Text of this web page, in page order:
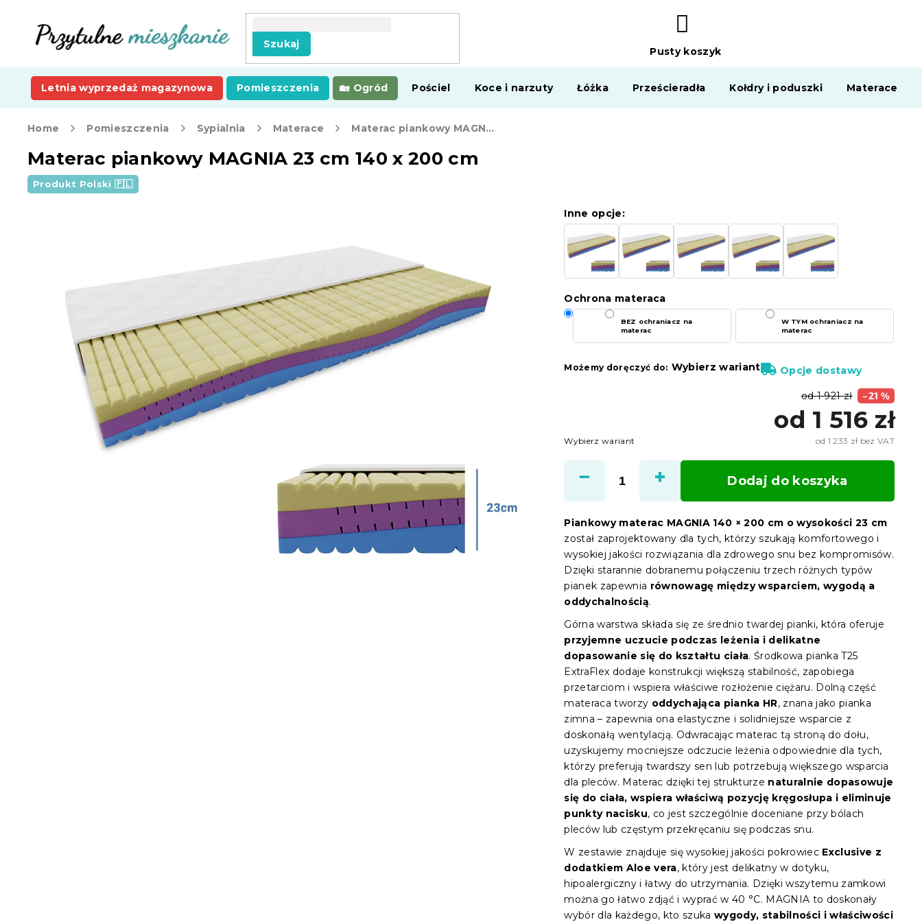
Szukaj
KOSZYK
Pusty koszyk
Letnia wyprzedaż magazynowa Pomieszczenia Ogród Pościel Koce i narzuty Łóżka Prześcieradła Kołdry i poduszki Materace
Home Pomieszczenia Sypialnia Materace Materac piankowy MAGNIA 23 cm 140 x 200 cm
Materac piankowy MAGNIA 23 cm 140 x 200 cm
Produkt Polski 🇵🇱
od 1 921 zł –21 %
od 1 516 zł
od 1 233 zł bez VAT
Wybierz wariant
Inne opcje:
Ochrona materaca
BEZ ochraniacz na
materac
W TYM ochraniacz na
materac
Możemy doręczyć do: Wybierz wariant Opcje dostawy
Dodaj do koszyka
Piankowy materac MAGNIA 140 × 200 cm o wysokości 23 cm
został zaprojektowany dla tych, którzy szukają komfortowego i
wysokiej jakości rozwiązania dla zdrowego snu bez kompromisów.
Dzięki starannie dobranemu połączeniu trzech różnych typów
pianek zapewnia równowagę między wsparciem, wygodą a
oddychalnością.
Górna warstwa składa się ze średnio twardej pianki, która oferuje
przyjemne uczucie podczas leżenia i delikatne
dopasowanie się do kształtu ciała. Środkowa pianka T25
ExtraFlex dodaje konstrukcji większą stabilność, zapobiega
przetarciom i wspiera właściwe rozłożenie ciężaru. Dolną część
materaca tworzy oddychająca pianka HR, znana jako pianka
zimna – zapewnia ona elastyczne i solidniejsze wsparcie z
doskonałą wentylacją. Odwracając materac tą stroną do dołu,
uzyskujemy mocniejsze odczucie leżenia odpowiednie dla tych,
którzy preferują twardszy sen lub potrzebują większego wsparcia
dla pleców. Materac dzięki tej strukturze naturalnie dopasowuje
się do ciała, wspiera właściwą pozycję kręgosłupa i eliminuje
punkty nacisku, co jest szczególnie doceniane przy bólach
pleców lub częstym przekręcaniu się podczas snu.
W zestawie znajduje się wysokiej jakości pokrowiec Exclusive z
dodatkiem Aloe vera, który jest delikatny w dotyku,
hipoalergiczny i łatwy do utrzymania. Dzięki wszytemu zamkowi
można go łatwo zdjąć i wyprać w 40 °C. MAGNIA to doskonały
wybór dla każdego, kto szukawygody, stabilności i właściwości